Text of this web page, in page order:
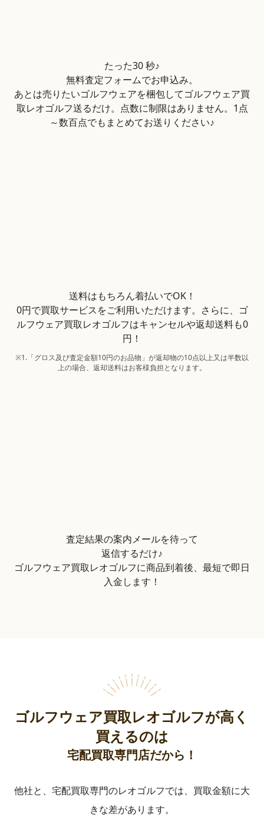
たった30 秒♪
無料査定フォームでお申込み。
あとは売りたいゴルフウェアを梱包してゴルフウェア買
取レオゴルフ送るだけ。点数に制限はありません。1点
～数百点でもまとめてお送りください♪
送料はもちろん着払いでOK！
0円で買取サービスをご利用いただけます。さらに、ゴ
ルフウェア買取レオゴルフはキャンセルや返却送料も0
円！
※1.「グロス及び査定金額10円のお品物」が返却物の10点以上又は半数以
上の場合、返却送料はお客様負担となります。
査定結果の案内メールを待って
返信するだけ♪
ゴルフウェア買取レオゴルフに商品到着後、最短で即日
入金します！
ゴルフウェア買取レオゴルフが高く
買えるのは
宅配買取専門店だから！
他社と、宅配買取専門のレオゴルフでは、買取金額に大
きな差があります。